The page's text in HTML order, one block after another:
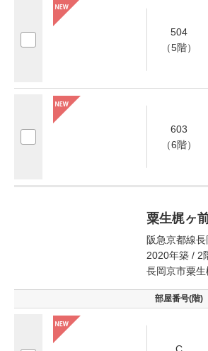
504
（5階）
603
（6階）
粟生梶ヶ
阪急京都線
2020年築 / 2
長岡京市粟
部屋番号(階)
C